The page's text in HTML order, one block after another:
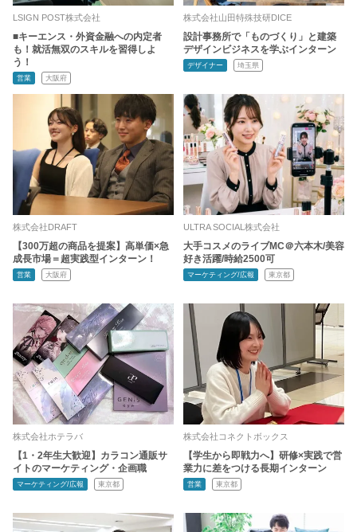
LSIGN POST株式会社
■キーエンス・外資金融への内定者
も！就活無双のスキルを習得しよ
う！
営業 大阪府
株式会社山田特殊技研DICE
設計事務所で「ものづくり」と建築
デザインビジネスを学ぶインターン
デザイナー 埼玉県
株式会社DRAFT
【300万超の商品を提案】高単価×急
成長市場＝超実践型インターン！
営業 大阪府
ULTRA SOCIAL株式会社
大手コスメのライブMC＠六本木/美容
好き活躍/時給2500可
マーケティング/広報 東京都
株式会社ホテラバ
【1・2年生大歓迎】カラコン通販サ
イトのマーケティング・企画職
マーケティング/広報 東京都
株式会社コネクトボックス
【学生から即戦力へ】研修×実践で営
業力に差をつける長期インターン
営業 東京都